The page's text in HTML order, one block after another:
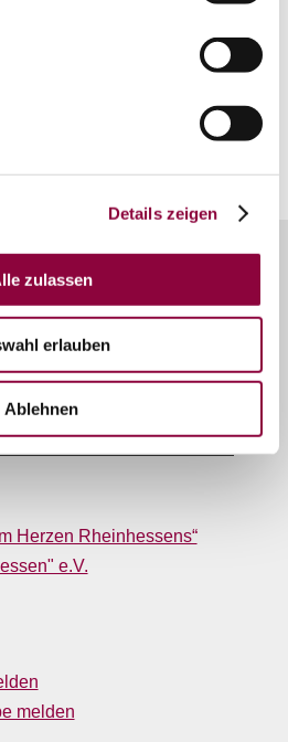
Details zeigen
zulassen
erlauben
Ablehnen
Mitte
9519690
E-Mail
Herzen Rheinhessens“
e.V.
melden